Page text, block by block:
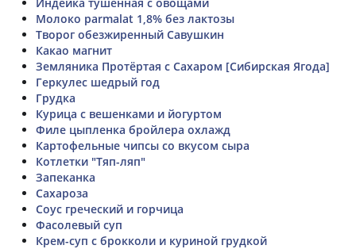
Молоко parmalat 1,8% без лактозы
Творог обезжиренный Савушкин
Какао магнит
Земляника Протёртая с Сахаром [Сибирская Ягода]
Геркулес шедрый год
Грудка
Курица с вешенками и йогуртом
Филе цыпленка бройлера охлажд
Картофельные чипсы со вкусом сыра
Котлетки "Тяп-ляп"
Запеканка
Сахароза
Соус греческий и горчица
Фасолевый суп
Крем-суп с брокколи и куриной грудкой